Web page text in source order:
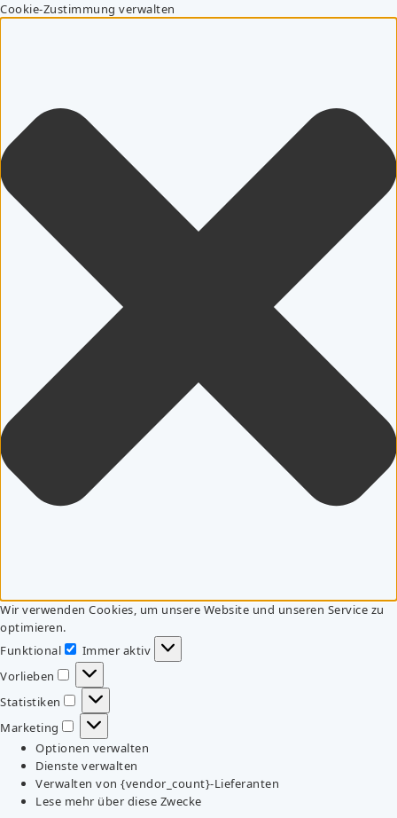
Cookie-Zustimmung verwalten
Wir verwenden Cookies, um unsere Website und unseren Service zu
optimieren.
Funktional
Funktional
Immer aktiv
Vorlieben
Vorlieben
Statistiken
Statistiken
Marketing
Marketing
Optionen verwalten
Dienste verwalten
Verwalten von {vendor_count}-Lieferanten
Lese mehr über diese Zwecke